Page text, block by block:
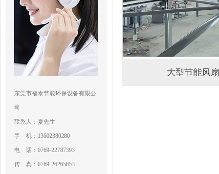
东莞市福泰节能环保设备有限公
司
联系人：夏先生
手 机：13602380280
电 话：0769-22787393
传 真：0769-26265653
大型节能风扇